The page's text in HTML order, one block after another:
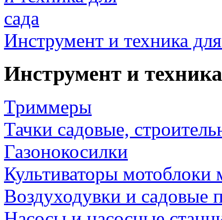
Инструмент и техника
Инструмент и
Триммеры
Тачки садовые,
Газонокосилки
Культиваторы мотоблоки
Воздуходувки и садовые